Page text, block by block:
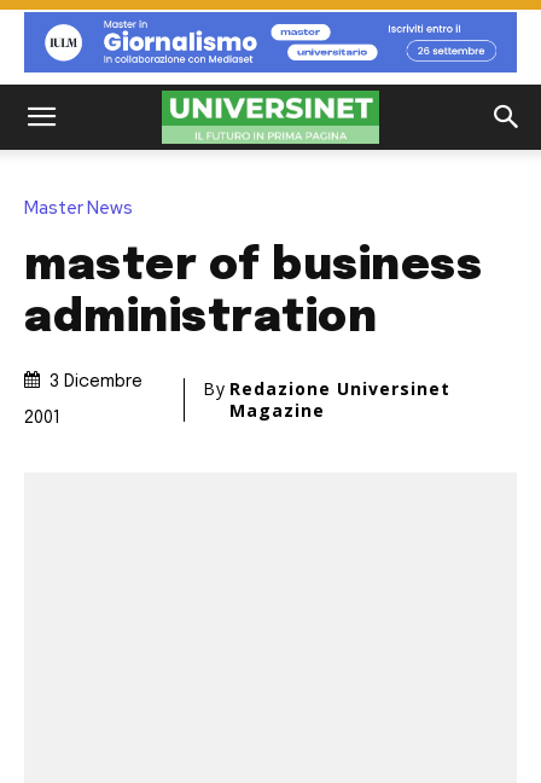
Master News
master of business
administration
3 Dicembre
2001
By Redazione Universinet
Magazine